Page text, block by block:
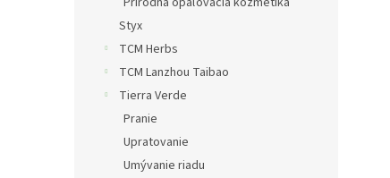
Styx
TCM Herbs
TCM Lanzhou Taibao
Tierra Verde
Pranie
Upratovanie
Umývanie riadu